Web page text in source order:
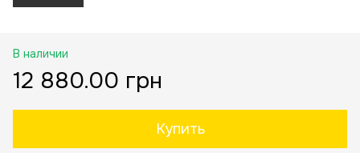
В наличии
12 880.00 грн
Купить